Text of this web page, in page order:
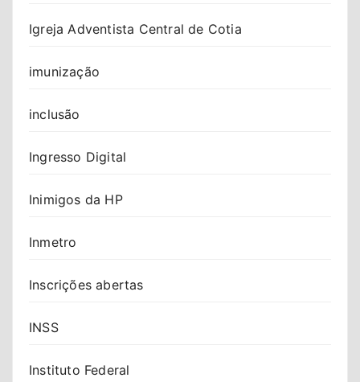
Igreja Adventista Central de Cotia
imunização
inclusão
Ingresso Digital
Inimigos da HP
Inmetro
Inscrições abertas
INSS
Instituto Federal